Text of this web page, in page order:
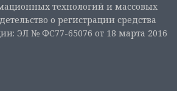
технологий и массовых
о регистрации средства
ЭЛ № ФС77-65076 от 18 марта 2016